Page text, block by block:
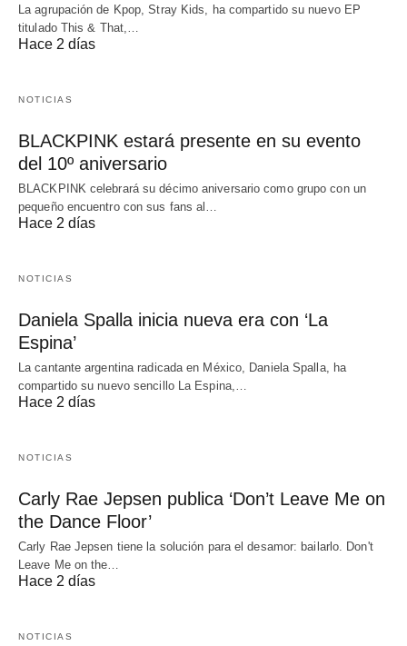
La agrupación de Kpop, Stray Kids, ha compartido su nuevo EP
titulado This & That,…
Hace 2 días
NOTICIAS
BLACKPINK estará presente en su evento
del 10º aniversario
BLACKPINK celebrará su décimo aniversario como grupo con un
pequeño encuentro con sus fans al…
Hace 2 días
NOTICIAS
Daniela Spalla inicia nueva era con ‘La
Espina’
La cantante argentina radicada en México, Daniela Spalla, ha
compartido su nuevo sencillo La Espina,…
Hace 2 días
NOTICIAS
Carly Rae Jepsen publica ‘Don’t Leave Me on
the Dance Floor’
Carly Rae Jepsen tiene la solución para el desamor: bailarlo. Don't
Leave Me on the…
Hace 2 días
NOTICIAS